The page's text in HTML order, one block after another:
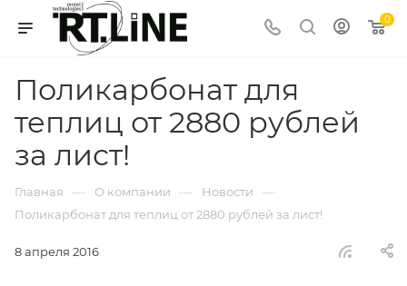
0
Поликарбонат для
теплиц от 2880 рублей
за лист!
Главная — О компании — Новости —
Поликарбонат для теплиц от 2880 рублей за лист!
8 апреля 2016